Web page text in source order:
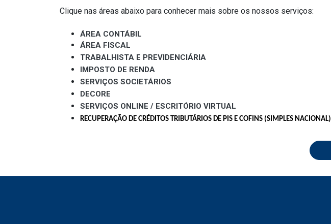
Clique nas áreas abaixo para conhecer mais sobre os nossos serviços:
ÁREA CONTÁBIL
ÁREA FISCAL
TRABALHISTA E PREVIDENCIÁRIA
IMPOSTO DE RENDA
SERVIÇOS SOCIETÁRIOS
DECORE
SERVIÇOS ONLINE / ESCRITÓRIO VIRTUAL
RECUPERAÇÃO DE CRÉDITOS TRIBUTÁRIOS DE PIS E COFINS (SIMPLES NACIONAL)